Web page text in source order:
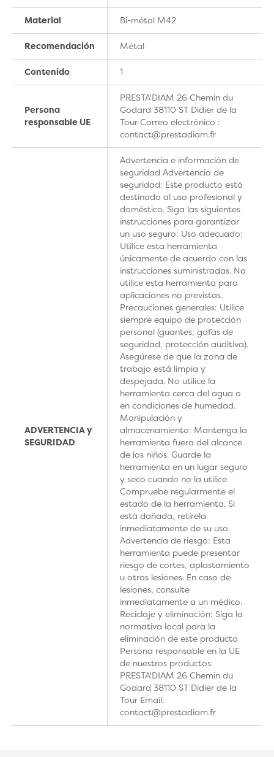
Material Bi-métal M42
Recomendación Métal
Contenido 1
Persona
responsable UE
PRESTA'DIAM 26 Chemin du
Godard 38110 ST Didier de la
Tour Correo electrónico :
contact@prestadiam.fr
ADVERTENCIA y
SEGURIDAD
Advertencia e información de
seguridad Advertencia de
seguridad: Este producto está
destinado al uso profesional y
doméstico. Siga las siguientes
instrucciones para garantizar
un uso seguro: Uso adecuado:
Utilice esta herramienta
únicamente de acuerdo con las
instrucciones suministradas. No
utilice esta herramienta para
aplicaciones no previstas.
Precauciones generales: Utilice
siempre equipo de protección
personal (guantes, gafas de
seguridad, protección auditiva).
Asegúrese de que la zona de
trabajo está limpia y
despejada. No utilice la
herramienta cerca del agua o
en condiciones de humedad.
Manipulación y
almacenamiento: Mantenga la
herramienta fuera del alcance
de los niños. Guarde la
herramienta en un lugar seguro
y seco cuando no la utilice.
Compruebe regularmente el
estado de la herramienta. Si
está dañada, retírela
inmediatamente de su uso.
Advertencia de riesgo: Esta
herramienta puede presentar
riesgo de cortes, aplastamiento
u otras lesiones. En caso de
lesiones, consulte
inmediatamente a un médico.
Reciclaje y eliminación: Siga la
normativa local para la
eliminación de este producto
Persona responsable en la UE
de nuestros productos:
PRESTA'DIAM 26 Chemin du
Godard 38110 ST Didier de la
Tour Email:
contact@prestadiam.fr